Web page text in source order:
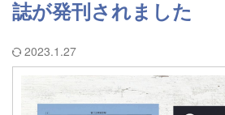
誌が発刊されました
2023.1.27